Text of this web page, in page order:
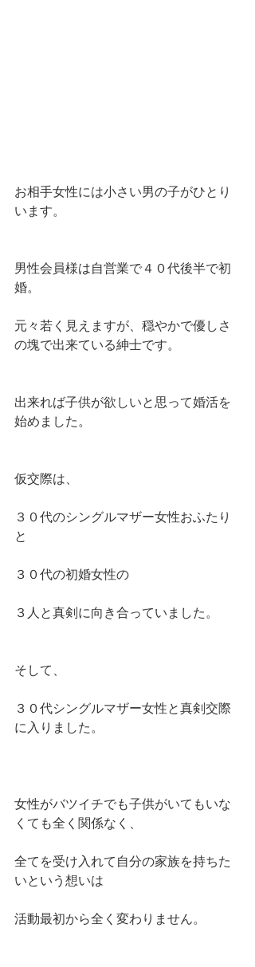
お相手女性には小さい男の子がひとり
います。
男性会員様は自営業で４０代後半で初
婚。
元々若く見えますが、穏やかで優しさ
の塊で出来ている紳士です。
出来れば子供が欲しいと思って婚活を
始めました。
仮交際は、
３０代のシングルマザー女性おふたり
と
３０代の初婚女性の
３人と真剣に向き合っていました。
そして、
３０代シングルマザー女性と真剣交際
に入りました。
女性がバツイチでも子供がいてもいな
くても全く関係なく、
全てを受け入れて自分の家族を持ちた
いという想いは
活動最初から全く変わりません。